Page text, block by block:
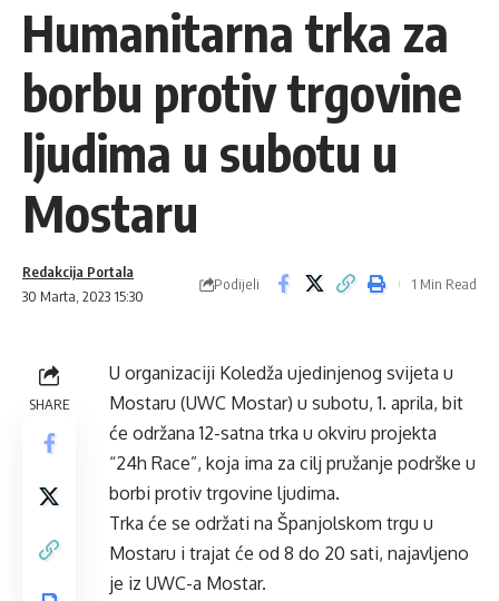
Humanitarna trka za
borbu protiv trgovine
ljudima u subotu u
Mostaru
30 Marta, 2023 15:30
Redakcija Portala
Podijeli 1 Min Read
SHARE
U organizaciji Koledža ujedinjenog svijeta u
Mostaru (UWC Mostar) u subotu, 1. aprila, bit
će održana 12-satna trka u okviru projekta
“24h Race”, koja ima za cilj pružanje podrške u
borbi protiv trgovine ljudima.
Trka će se održati na Španjolskom trgu u
Mostaru i trajat će od 8 do 20 sati, najavljeno
je iz UWC-a Mostar.